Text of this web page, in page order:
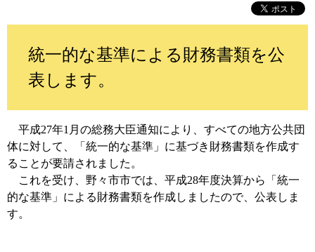
統一的な基準による財務書類を公
表します。
平成27年1月の総務大臣通知により、すべての地方公共団
体に対して、「統一的な基準」に基づき財務書類を作成す
ることが要請されました。
これを受け、野々市市では、平成28年度決算から「統一
的な基準」による財務書類を作成しましたので、公表しま
す。